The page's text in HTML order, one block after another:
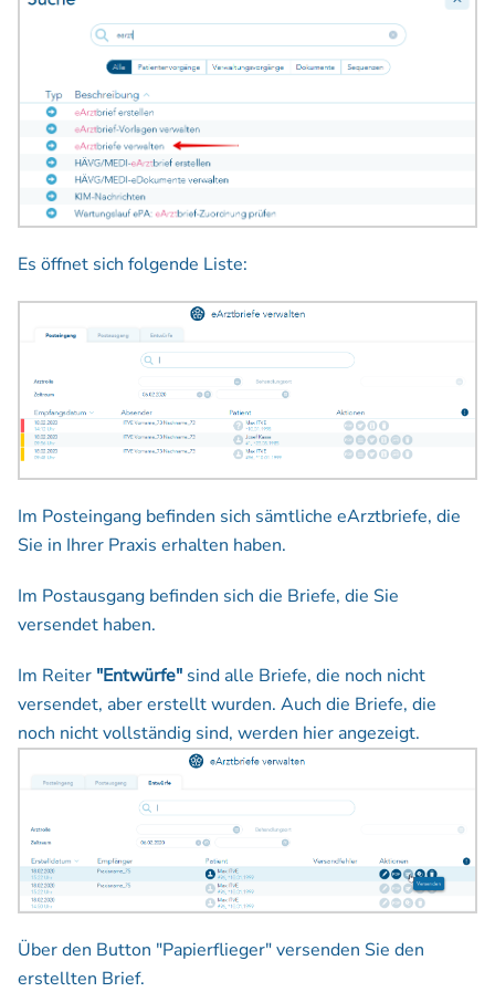
Es öffnet sich folgende Liste:
Im Posteingang befinden sich sämtliche eArztbriefe, die
Sie in Ihrer Praxis erhalten haben.
Im Postausgang befinden sich die Briefe, die Sie
versendet haben.
Im Reiter "Entwürfe" sind alle Briefe, die noch nicht
versendet, aber erstellt wurden. Auch die Briefe, die
noch nicht vollständig sind, werden hier angezeigt.
Über den Button "Papierflieger" versenden Sie den
erstellten Brief.